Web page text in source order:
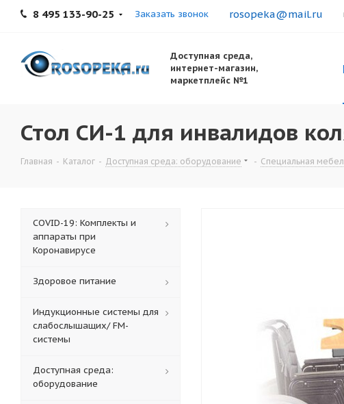
8 495 133-90-25 Заказать звонок rosopeka@mail.ru
Доступная среда,
интернет-магазин,
маркетплейс №1
Стол СИ-1 для инвалидов
Главная - Каталог - Доступная среда: оборудование - Специальная
COVID-19: Комплекты и
аппараты при
Коронавирусе
Здоровое питание
Индукционные системы для
слабослышащих/ FM-
системы
Доступная среда:
оборудование